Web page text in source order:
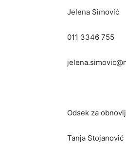
Jelena Simović
011 3346 755
Odsek za
Tanja Stojanović